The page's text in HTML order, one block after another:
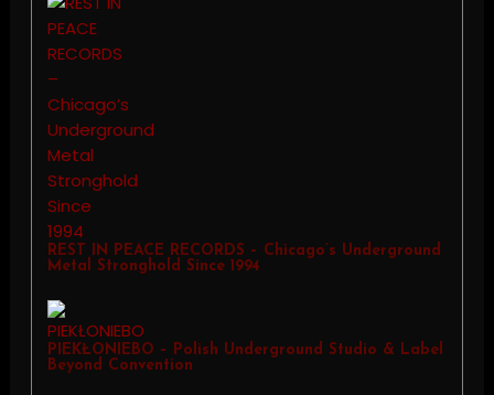
REST IN PEACE RECORDS – Chicago’s Underground
Metal Stronghold Since 1994
PIEKŁONIEBO – Polish Underground Studio & Label
Beyond Convention